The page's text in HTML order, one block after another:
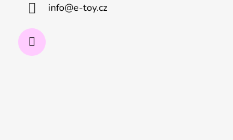
info@e-toy.cz